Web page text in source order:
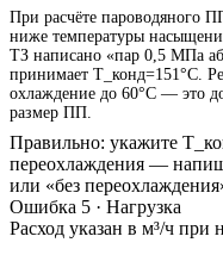
При расчёте пароводяного
ниже температуры
ТЗ написано «пар 0,5 МПа
принимает T_конд=151°C.
охлаждение до 60°C — это
размер ПП.
Правильно: укажите
переохлаждения —
или «без
Ошибка 5 · Нагрузка
Расход указан в м³/ч при